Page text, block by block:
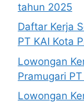
tahun 2025
Daftar Kerja
PT KAI Kota
Lowongan
Pramugari
Lowongan